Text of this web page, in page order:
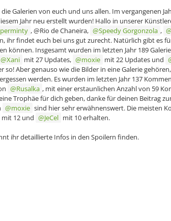
Galerien von euch und uns allen. Im vergangenen
Jahr neu erstellt wurden! Hallo in unserer
, @Rio de Chaneira, Speedy Gorgonzola ,
ihr findet euch bei uns gut zurecht. Natürlich gibt es
können. Insgesamt wurden im letzten Jahr 189
Xani mit 27 Updates, moxie mit 22 Updates und
Aber genauso wie die Bilder in eine Galerie
werden. Es wurden im letzten Jahr 137
Rusalka , mit einer erstaunlichen Anzahl von 59
Trophäe für dich geben, danke für deinen Beitrag
moxie sind hier sehr erwähnenswert. Die meisten
mit 12 und JeCel mit 10 erhalten.
ihr detaillierte Infos in den Spoilern finden.